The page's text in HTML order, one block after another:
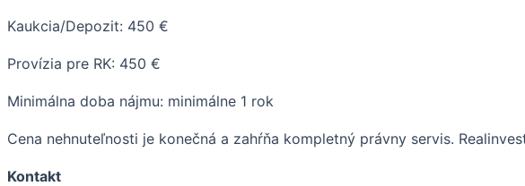
Kaukcia/Depozit: 450 €
Provízia pre RK: 450 €
Minimálna doba nájmu: minimálne 1 rok
Cena nehnuteľnosti je konečná a zahŕňa kompletný právny servis.
Kontakt